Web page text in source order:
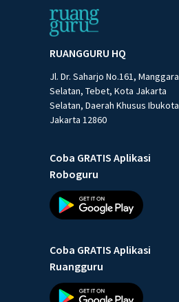
RUANGGURU HQ
Jl. Dr. Saharjo No.161,
Selatan, Tebet, Kota Jakarta
Selatan, Daerah Khusus Ibukota
Jakarta 12860
Coba GRATIS Aplikasi
Roboguru
Coba GRATIS Aplikasi
Ruangguru